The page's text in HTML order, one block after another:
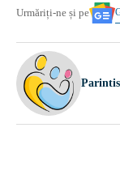
Urmăriți-ne și pe